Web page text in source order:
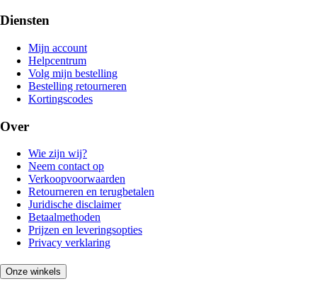
Diensten
Mijn account
Helpcentrum
Volg mijn bestelling
Bestelling retourneren
Kortingscodes
Over
Wie zijn wij?
Neem contact op
Verkoopvoorwaarden
Retourneren en terugbetalen
Juridische disclaimer
Betaalmethoden
Prijzen en leveringsopties
Privacy verklaring
Onze winkels